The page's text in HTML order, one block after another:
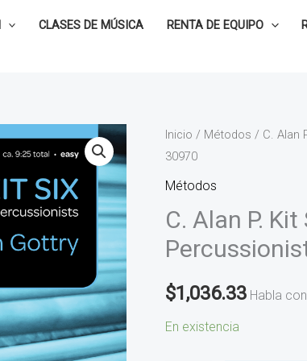
CLASES DE MÚSICA RENTA DE EQUIPO
Inicio / Métodos / C. Alan
30970
Métodos
C. Alan P.
$1,036.33 Habla
En existencia
C.
Alan
P.
Six
for
or
More